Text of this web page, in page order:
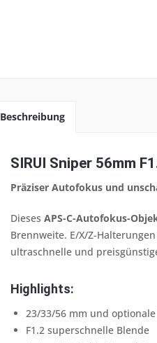
Beschreibung
SIRUI Sniper 56mm
Präziser Autofokus und
Dieses APS-C-Autofokus-
Brennweite. E/X/Z-
ultraschnelle und
Highlights:
23/33/56 mm und
F1.2 superschnelle Blende